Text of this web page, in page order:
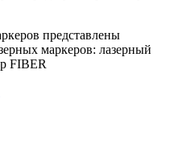
представлены
маркеров: лазерный
FIBER